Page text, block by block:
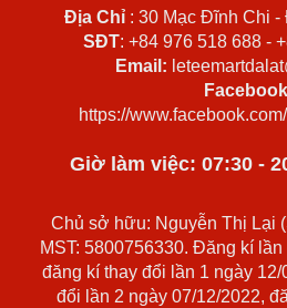
Địa Chỉ: 30 Mạc Đĩnh Chi -
SĐT: +84 976 518 688 -
Email:
https://
Giờ làm việc: 07:30 -
Chủ sở hữu: Nguyễn Thị Lại
MST: 5800756330. Đăng kí
đăng kí thay đổi lần 1 ngày
đổi lần 2 ngày 07/12/2022,